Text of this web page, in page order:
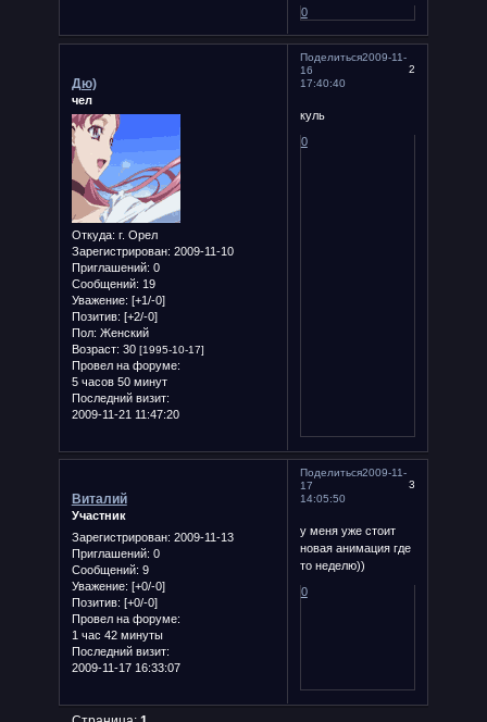
0
Поделиться
2
2009-11-
16
17:40:40
Дю)
чел
Откуда: г. Орел
Зарегистрирован: 2009-11-10
Приглашений: 0
Сообщений: 19
Уважение: [+1/-0]
Позитив: [+2/-0]
Пол: Женский
Возраст: 30 [1995-10-17]
Провел на форуме:
5 часов 50 минут
Последний визит:
2009-11-21 11:47:20
куль
0
Поделиться
3
2009-11-
17
14:05:50
Виталий
Участник
Зарегистрирован: 2009-11-13
Приглашений: 0
Сообщений: 9
Уважение: [+0/-0]
Позитив: [+0/-0]
Провел на форуме:
1 час 42 минуты
Последний визит:
2009-11-17 16:33:07
у меня уже стоит
новая анимация где
то неделю))
0